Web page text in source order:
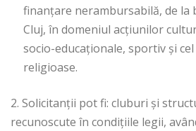
finanțare nerambursabilă, de la
Cluj, în domeniul acțiunilor
socio-educaționale, sportiv și
religioase.
2. Solicitanții pot fi: cluburi și
recunoscute în condiţiile legii,